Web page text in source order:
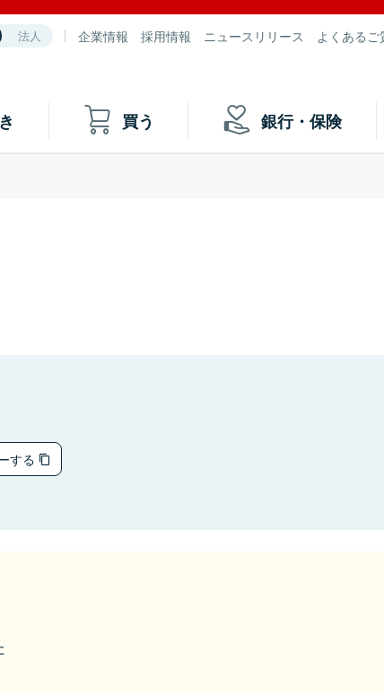
法人 企業情報 採用情報 ニュースリリース よくある
買う 銀行・保険
する